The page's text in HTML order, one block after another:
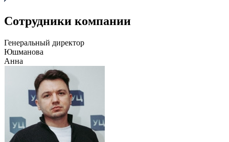
Сотрудники компании
Генеральный директор
Юшманова
Анна